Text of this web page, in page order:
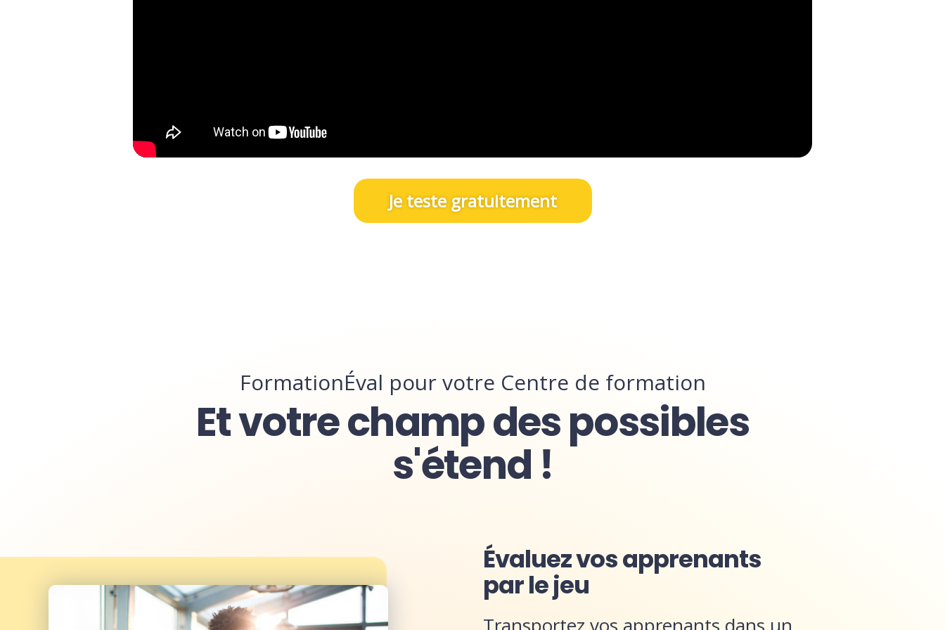
Je teste gratuitement
FormationÉval pour votre Centre de formation
Et votre champ des possibles
s'étend !
Évaluez vos apprenants
par le jeu
Transportez vos apprenants dans un